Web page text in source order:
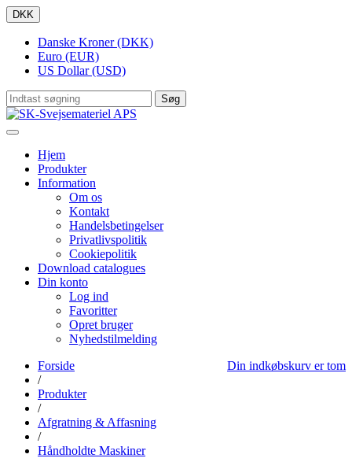
DKK
Danske Kroner (DKK)
Euro (EUR)
US Dollar (USD)
Søg
Hjem
Produkter
Information
Om os
Kontakt
Handelsbetingelser
Privatlivspolitik
Cookiepolitik
Download catalogues
Din konto
Log ind
Favoritter
Opret bruger
Nyhedstilmelding
Din indkøbskurv er tom
Forside
/
Produkter
/
Afgratning & Affasning
/
Håndholdte Maskiner